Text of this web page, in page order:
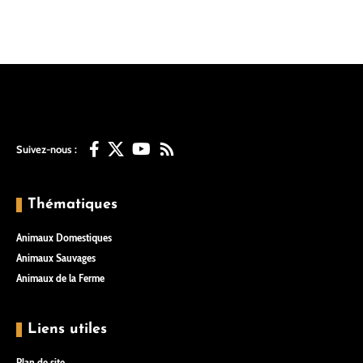
Suivez-nous :
Thématiques
Animaux Domestiques
Animaux Sauvages
Animaux de la Ferme
Liens utiles